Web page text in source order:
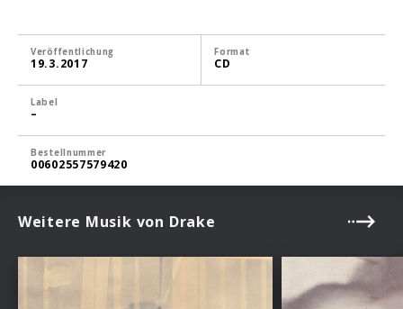
Veröffentlichung
19.3.2017
Format
CD
Label
–
Bestellnummer
00602557579420
Weitere Musik von Drake